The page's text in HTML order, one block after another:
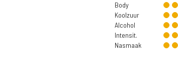
Body
Koolzuur
Alcohol
Intensit.
Nasmaak